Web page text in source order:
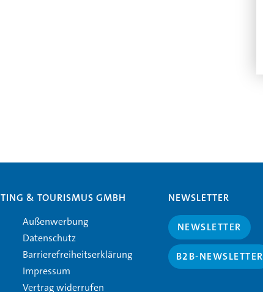
& TOURISMUS GMBH
Außenwerbung
Datenschutz
Barrierefreiheitserklärung
Impressum
Vertrag widerrufen
NEWSLETTER
NEWSLETTER
B2B-NEWSLETTER